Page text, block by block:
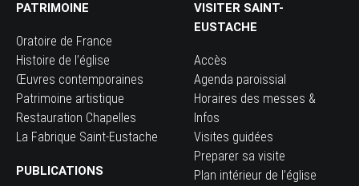
PATRIMOINE
Oratoire de France
Histoire de l’église
Œuvres contemporaines
Patrimoine artistique
Restauration Chapelles
La Fabrique Saint-Eustache
PUBLICATIONS
VISITER SAINT-
EUSTACHE
Accès
Agenda paroissial
Horaires des messes &
Infos
Visites guidées
Preparer sa visite
Plan intérieur de l’église